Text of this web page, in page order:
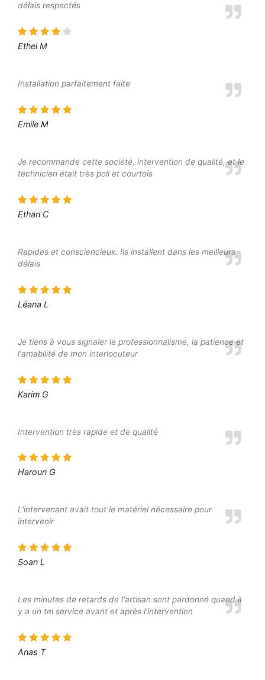
délais respectés
Ethel M
Installation parfaitement faite
Emile M
Je recommande cette société, intervention de qualité, et le
technicien était très poli et courtois
Ethan C
Rapides et consciencieux. Ils installent dans les meilleurs
délais
Léana L
Je tiens à vous signaler le professionnalisme, la patience et
l'amabilité de mon interlocuteur
Karim G
Intervention très rapide et de qualité
Haroun G
L'intervenant avait tout le matériel nécessaire pour
intervenir
Soan L
Les minutes de retards de l'artisan sont pardonné quand il
y a un tel service avant et après l'intervention
Anas T